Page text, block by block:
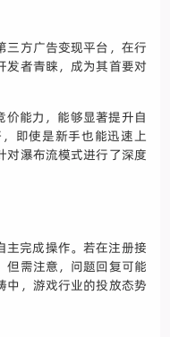
三方广告变现平台，在行
发者青睐，成为其首要对
能力，能够显著提升自
即使是新手也能迅速上
对瀑布流模式进行了深度
主完成操作。若在注册接
但需注意，问题回复可能
中，游戏行业的投放态势